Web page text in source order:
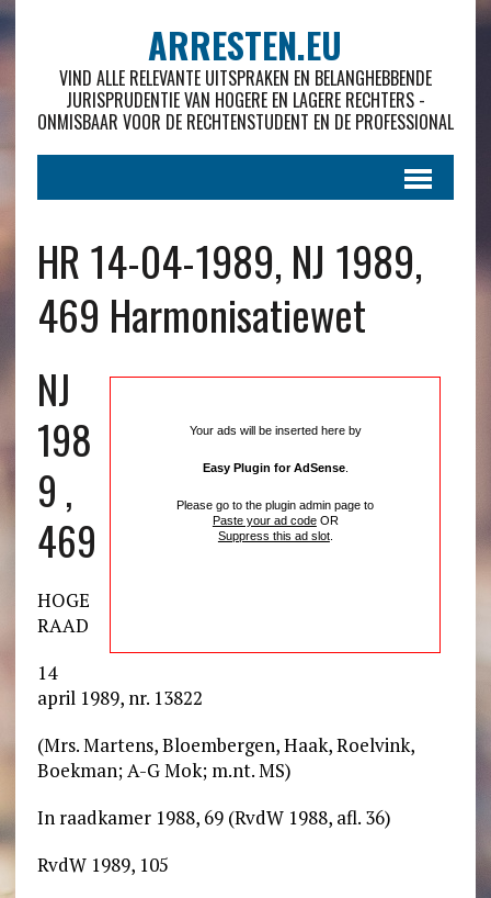
ARRESTEN.EU
VIND ALLE RELEVANTE UITSPRAKEN EN BELANGHEBBENDE
JURISPRUDENTIE VAN HOGERE EN LAGERE RECHTERS -
ONMISBAAR VOOR DE RECHTENSTUDENT EN DE PROFESSIONAL
HR 14-04-1989, NJ 1989,
469 Harmonisatiewet
Your ads will be inserted here by
Easy Plugin for AdSense.
Please go to the plugin admin page to
Paste your ad codeOR
Suppress this ad slot.
NJ
198
9 ,
469
HOGE
RAAD
14
april 1989, nr. 13822
(Mrs. Martens, Bloembergen, Haak, Roelvink,
Boekman; A-G Mok; m.nt. MS)
In raadkamer 1988, 69 (RvdW 1988, afl. 36)
RvdW 1989, 105